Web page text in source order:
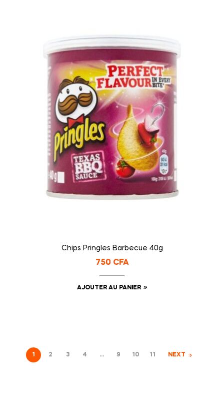
Chips Pringles Barbecue 40g
750 CFA
AJOUTER AU PANIER
1 2 3 4 … 9 10 11 NEXT